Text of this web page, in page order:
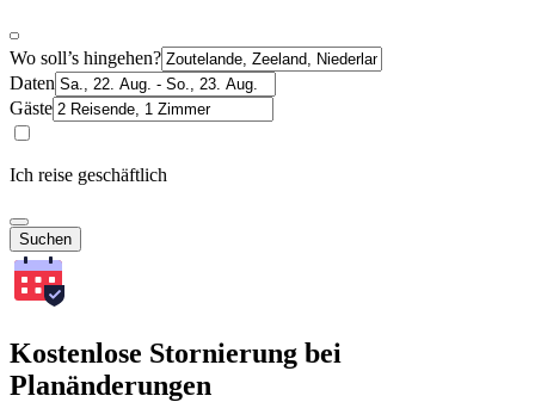
Wo soll’s hingehen?
Daten
Gäste
Ich reise geschäftlich
Suchen
Kostenlose Stornierung bei
Planänderungen